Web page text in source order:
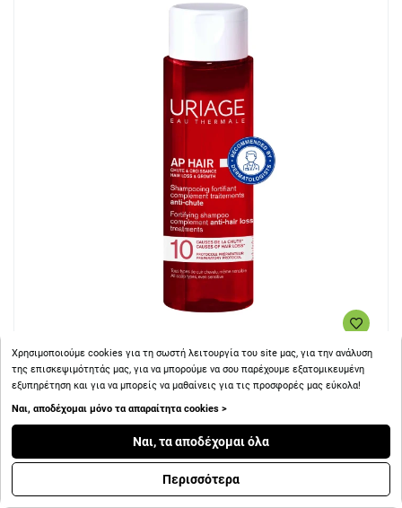
Uriage AP Hair Shampoo Ενισχυτικό Σαμπουάν κατά της
Τριχόπτωσης 200ml
Χρησιμοποιούμε cookies για τη σωστή λειτουργία του site μας, για την ανάλυση
της επισκεψιμότητάς μας, για να μπορούμε να σου παρέχουμε εξατομικευμένη
εξυπηρέτηση και για να μπορείς να μαθαίνεις για τις προσφορές μας εύκολα!
Ναι, αποδέχομαι μόνο τα απαραίτητα cookies >
Ναι, τα αποδέχομαι όλα
Περισσότερα